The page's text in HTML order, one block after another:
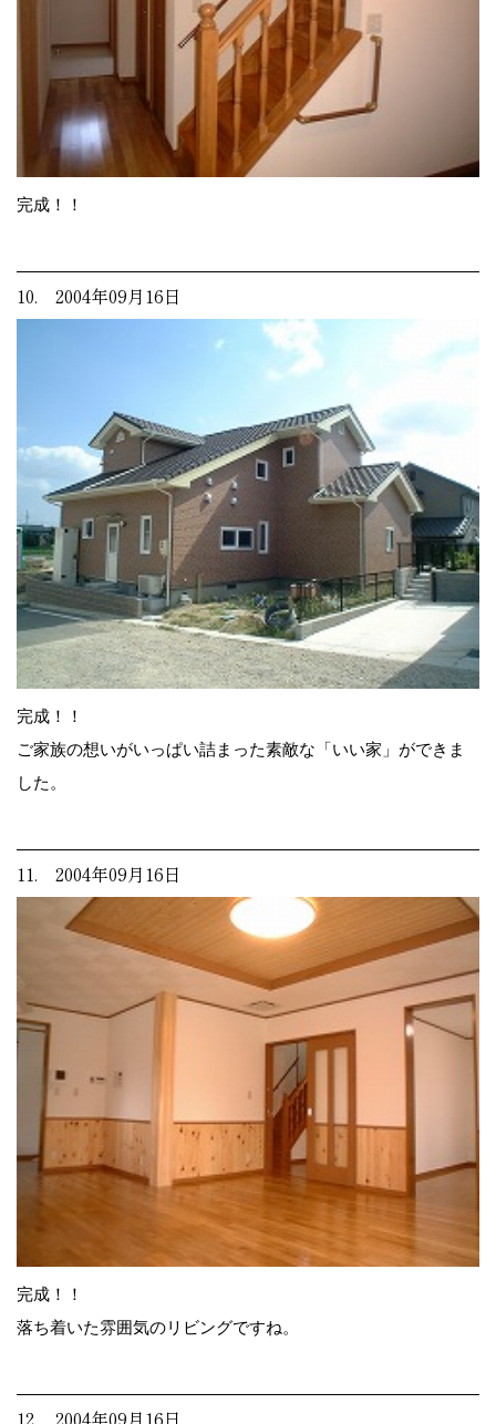
完成！！
10. 2004年09月16日
完成！！
ご家族の想いがいっぱい詰まった素敵な「いい家」ができま
した。
11. 2004年09月16日
完成！！
落ち着いた雰囲気のリビングですね。